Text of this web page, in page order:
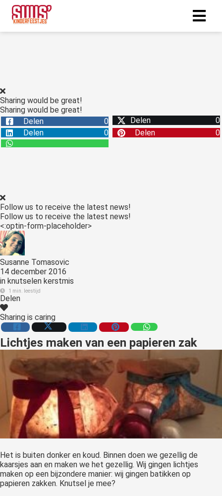
Sharing would be great!
Sharing would be great!
Delen
0 Delen
0
Delen
0 Delen 0
Follow us to receive the latest news!
Follow us to receive the latest news!
<:optin-form-placeholder>
Susanne Tomasovic
14 december 2016
in knutselen kerstmis
1 min. leestijd
Delen
Sharing is caring
Lichtjes maken van een papieren zak
Het is buiten donker en koud. Binnen doen we gezellig de
kaarsjes aan en maken we het gezellig. Wij gingen lichtjes
maken op een bijzondere manier: wij gingen batikken op
papieren zakken. Knutsel je mee?
zijn
deze
kan de
niet
worden
om
te
over
van
op
gebruikt
te
de
Hierdoor
website-